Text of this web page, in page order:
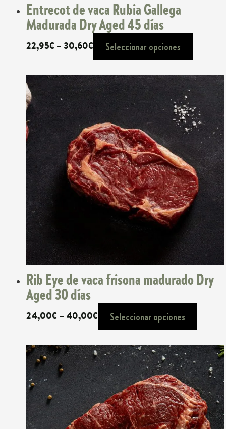
Entrecot de vaca Rubia Gallega
Madurada Dry Aged 45 días
22,95€ – 30,60€Rango
desde
22,95€
hasta
30,60€
Seleccionar opciones
Rib Eye de vaca frisona madurado Dry
Aged 30 días
24,00€ – 40,00€Rango
de
desde
24,00€
hasta
40,00€
Seleccionar opciones